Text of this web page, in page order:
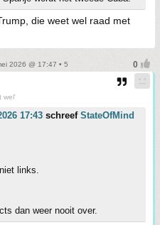
die weet wel raad met
2026 @ 17:47 • 5
wel'
17:43 schreef StateOfMind
links.
dan weer nooit over.